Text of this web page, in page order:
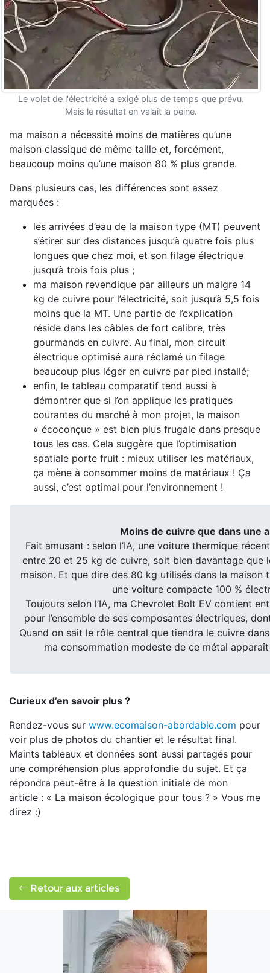
Le volet de l'électricité a exigé plus de temps que prévu.
Mais le résultat en valait la peine.
ma maison a nécessité moins de matières qu’une
maison classique de même taille et, forcément,
beaucoup moins qu’une maison 80 % plus grande.
Dans plusieurs cas, les différences sont assez
marquées :
les arrivées d’eau de la maison type (MT) peuvent
s’étirer sur des distances jusqu’à quatre fois plus
longues que chez moi, et son filage électrique
jusqu’à trois fois plus ;
ma maison revendique par ailleurs un maigre 14
kg de cuivre pour l’électricité, soit jusqu’à 5,5 fois
moins que la MT. Une partie de l’explication
réside dans les câbles de fort calibre, très
gourmands en cuivre. Au final, mon circuit
électrique optimisé aura réclamé un filage
beaucoup plus léger en cuivre par pied installé;
enfin, le tableau comparatif tend aussi à
démontrer que si l’on applique les pratiques
courantes du marché à mon projet, la maison
« écoconçue » est bien plus frugale dans presque
tous les cas. Cela suggère que l’optimisation
spatiale porte fruit : mieux utiliser les matériaux,
ça mène à consommer moins de matériaux ! Ça
aussi, c’est optimal pour l’environnement !
Moins de cuivre que dans une
Fait amusant : selon l’IA, une voiture thermique
entre 20 et 25 kg de cuivre, soit bien davantage que
maison. Et que dire des 80 kg utilisés dans la maison
une voiture compacte 100 %
Toujours selon l’IA, ma Chevrolet Bolt EV contient
pour l’ensemble de ses composantes électriques,
Quand on sait le rôle central que tiendra le cuivre
ma consommation modeste de ce métal
Curieux d’en savoir plus ?
Rendez-vous sur www.ecomaison-abordable.com pour
voir plus de photos du chantier et le résultat final.
Maints tableaux et données sont aussi partagés pour
une compréhension plus approfondie du sujet. Et ça
répondra peut-être à la question initiale de mon
article : « La maison écologique pour tous ? » Vous me
direz :)
Retour aux articles